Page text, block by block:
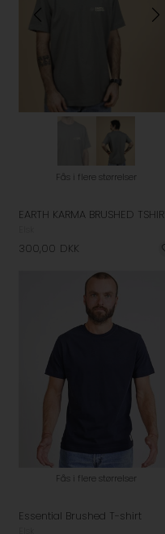
Fås i flere størrelser
EARTH KARMA BRUSHED
300,00 DKK
Fås i flere størrelser
Essential Brushed T-shirt